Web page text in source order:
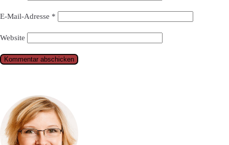
E-Mail-Adresse *
Website